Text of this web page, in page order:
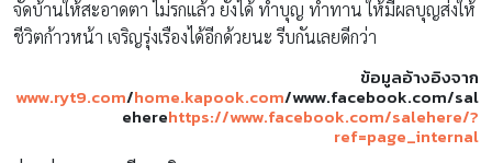
จัดบ้านให้สะอาดตา ไม่รกแล้ว ยังได้ ทำบุญ ทำทาน ให้มีผลบุญส่งให้
ชีวิตก้าวหน้า เจริญรุ่งเรืองได้อีกด้วยนะ รีบกันเลยดีกว่า
ข้อมูลอ้างอิงจาก
www.ryt9.com/home.kapook.com/www.facebook.com/sal
eherehttps://www.facebook.com/salehere/?
ref=page_internal